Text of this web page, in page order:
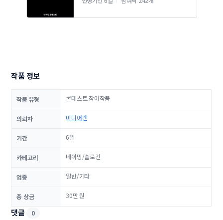
작품 정보
작품 유형 콘테스트 참여작품
의뢰자 미디어캔
기간 6일
카테고리 네이밍/슬로건
업종 일반/기타
총 상금 30만 원
댓글 0